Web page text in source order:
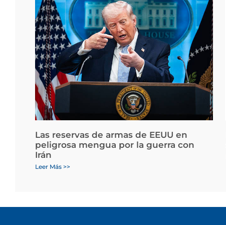
Las reservas de armas de EEUU en
peligrosa mengua por la guerra con
Irán
Leer Más >>